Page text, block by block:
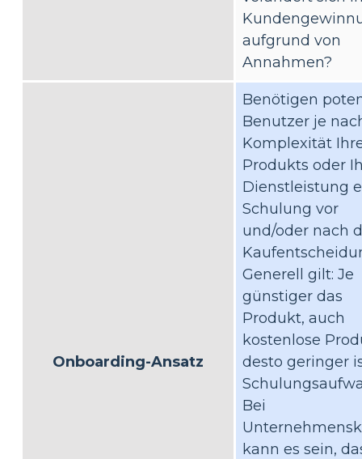
aufgrund von
Annahmen?
Onboarding-Ansatz
Benötigen
Benutzer je
Komplexität
Produkts oder
Dienstleistung
Schulung vor
und/oder nach
Generell gilt: Je
günstiger das
Produkt, auch
kostenlose
desto geringer
Bei
kann es sein,